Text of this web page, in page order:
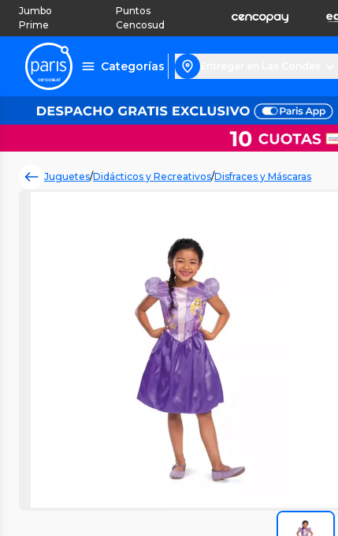
Jumbo
Prime
Puntos
Cencosud
Categorías
Juguetes/Didácticos y Recreativos/Disfraces y Máscaras